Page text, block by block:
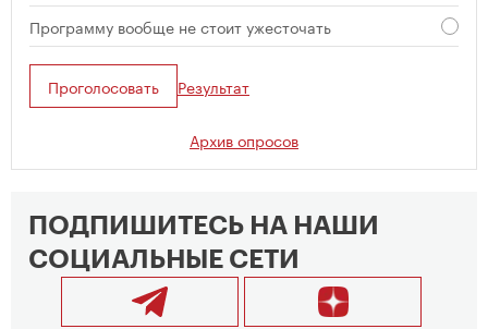
Программу вообще не стоит ужесточать
Проголосовать Результат
Архив опросов
ПОДПИШИТЕСЬ НА НАШИ
СОЦИАЛЬНЫЕ СЕТИ